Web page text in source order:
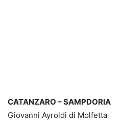
CATANZARO – SAMPDORIA
Giovanni Ayroldi di Molfetta